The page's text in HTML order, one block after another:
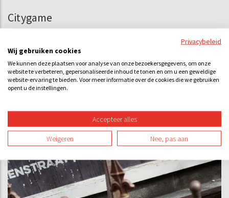
Citygame
afspeelt in de stad. Het combineert elementen van
speurtochten, teambuilding en avontuur om deelnemers
een unieke en boeiende ervaring te bieden.
Privacybeleid
Wij gebruiken cookies
We kunnen deze plaatsen voor analyse van onze bezoekersgegevens, om onze
website te verbeteren, gepersonaliseerde inhoud te tonen en om u een geweldige
website-ervaring te bieden. Voor meer informatie over de cookies die we gebruiken
opent u de instellingen.
Accepteer alles
Weigeren Nee, pas aan